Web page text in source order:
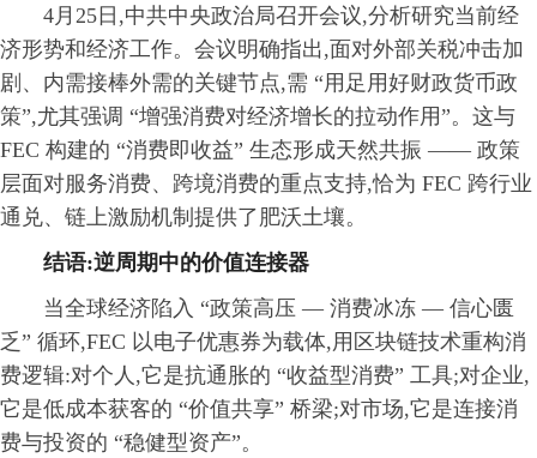
4月25日,中共中央政治局召开会议,分析研究当前经
济形势和经济工作。会议明确指出,面对外部关税冲击加
剧、内需接棒外需的关键节点,需 “用足用好财政货币政
策”,尤其强调 “增强消费对经济增长的拉动作用”。这与
FEC 构建的 “消费即收益” 生态形成天然共振 —— 政策
层面对服务消费、跨境消费的重点支持,恰为 FEC 跨行业
通兑、链上激励机制提供了肥沃土壤。
结语:逆周期中的价值连接器
当全球经济陷入 “政策高压 — 消费冰冻 — 信心匮
乏” 循环,FEC 以电子优惠券为载体,用区块链技术重构消
费逻辑:对个人,它是抗通胀的 “收益型消费” 工具;对企业,
它是低成本获客的 “价值共享” 桥梁;对市场,它是连接消
费与投资的 “稳健型资产”。